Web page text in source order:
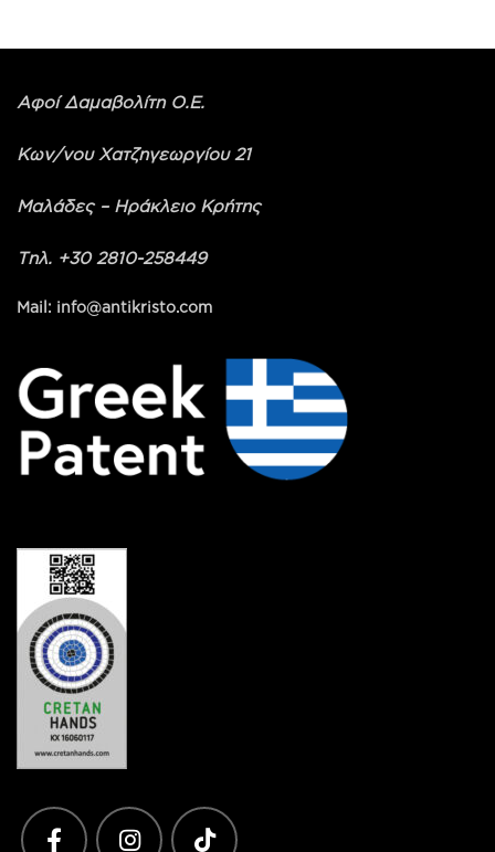
Αφοί Δαμαβολίτη Ο.Ε.
Κων/νου Χατζηγεωργίου 21
Μαλάδες – Ηράκλειο Κρήτης
Τηλ. +30 2810-258449
Mail: info@antikristo.com